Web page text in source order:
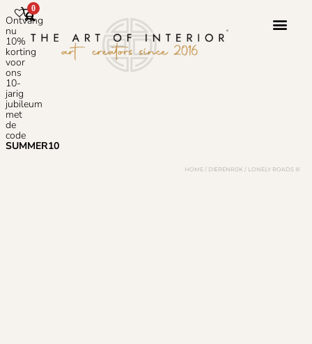
Ontvang
nu
10%
korting
voor
ons
10-
jarig
jubileum
met
de
code
SUMMER10
0
HOME / DIERENRIJK / LONELY ROADS III